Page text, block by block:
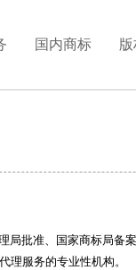
国内商标
局批准、国家商标局备
理服务的专业性机构。